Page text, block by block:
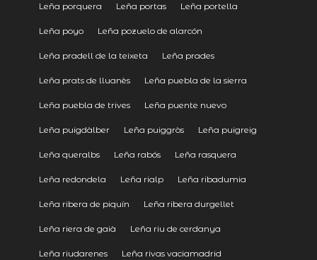
Leña porquera Leña portas Leña portella
Leña poyo Leña pozuelo de alarcón
Leña pradell de la teixeta Leña prades
Leña prats de lluanès Leña puebla de la sierra
Leña puebla de trives Leña puente nuevo
Leña puigdàlber Leña puiggròs Leña puigreig
Leña queralbs Leña rabós Leña rasquera
Leña redondela Leña rialp Leña ribadumia
Leña ribera de piquín Leña ribera durgellet
Leña riera de gaià Leña riu de cerdanya
Leña riudarenes Leña rivas vaciamadrid